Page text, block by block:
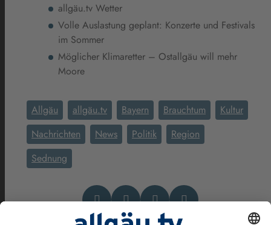
allgäu.tv Wetter
Volle Auslastung geplant: Konzerte und Festivals
im Sommer
Möglicher Klimaretter – Ostallgäu will mehr
Moore
Allgäu allgäu.tv Bayern Brauchtum
Kultur
Nachrichten
News Politik
Region
Sednung